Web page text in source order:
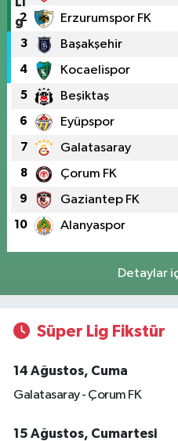
2 Erzurumspor FK
3 Başakşehir
4 Kocaelispor
5 Beşiktaş
6 Eyüpspor
7 Galatasaray
8 Çorum FK
9 Gaziantep FK
10 Alanyaspor
Detaylar
Süper Lig Fikstür
14 Ağustos, Cuma
Galatasaray - Çorum FK
15 Ağustos, Cumartesi